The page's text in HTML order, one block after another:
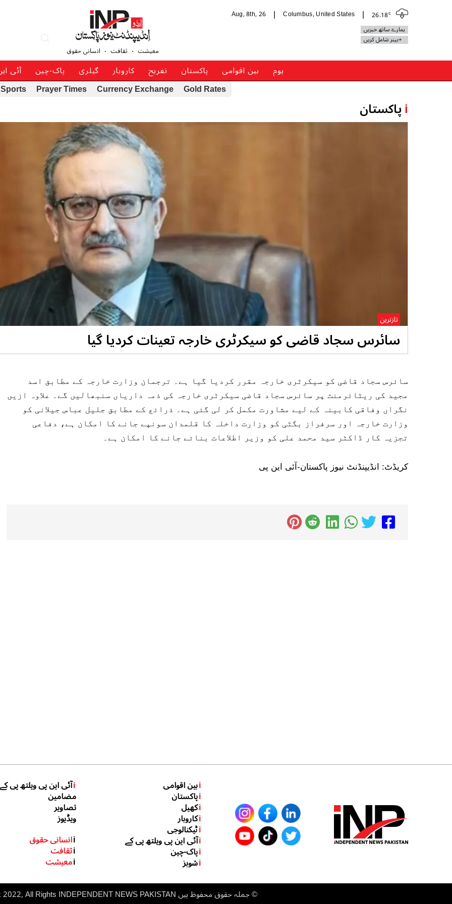
26.18c
Columbus, United States
Aug, 8th, 26
ہمارے ساتھ خبریں
+بینر شامل کریں
معیشت ثقافت انسانی حقوق
ہوم بین اقوامی پاکستان تفریح کاروبار گیلری پاک-چین آئی
Gold Rates
Currency Exchange
Prayer Times
Sports
iپاکستان
سائرس سجاد قاضی کو سیکرٹری خارجہ تعینات کردیا گیا
تازترین
سائرس سجاد قاضی کو سیکرٹری خارجہ مقرر کردیا گیا ہے۔ ترجمان وزارت خارجہ کے مطابق اسد
مجید کی ریٹائرمنٹ پر سائرس سجاد قاضی سیکرٹری خارجہ کی ذمہ داریاں سنبھالیں گے۔ علاوہ ازیں
نگراں وفاقی کابینہ کے لیے مشاورت مکمل کر لی گئی ہے۔ ذرائع کے مطابق جلیل عباس جیلانی کو
وزارت خارجہ اور سرفراز بگٹی کو وزارت داخلہ کا قلمدان سونپے جانے کا امکان ہے، دفاعی
تجزیہ کار ڈاکٹر سید محمد علی کو وزیر اطلاعات بنائے جانے کا امکان ہے۔
کریڈٹ: انڈیپنڈنٹ نیوز پاکستان-آئی این پی
iبین اقوامی
iپاکستان
iکھیل
iکاروبار
iٹیکنالوجی
iآئی این پی ویلتھ پی کے
iپاک-چین
iشوبز
iآئی این پی ویلتھ پی کے
مضامین
تصاویر
ویڈیوز
iانسانی حقوق
iثقافت
iمعیشت
©جملہ حقوق محفوظ ہیں inp.net.pk 2022, All Rights INDEPENDENT NEWS PAKISTAN